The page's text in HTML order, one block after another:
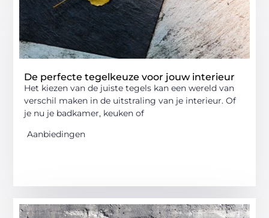
De perfecte tegelkeuze voor jouw interieur
Het kiezen van de juiste tegels kan een wereld van
verschil maken in de uitstraling van je interieur. Of
je nu je badkamer, keuken of
Aanbiedingen